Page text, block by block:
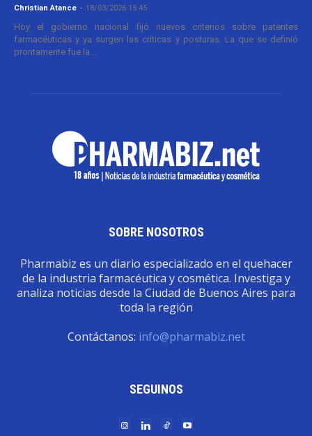
Christian Atance - 18/03/2026 15:45
Hoy el gobierno nacional fijó nuevos criterios sobre patentes
farmacéuticas y ya surgen las críticas y posturas. La que se definió
prontamente fue la...
SOBRE NOSOTROS
Pharmabiz es un diario especializado en el quehacer
de la industria farmacéutica y cosmética. Investiga y
analiza noticias desde la Ciudad de Buenos Aires para
toda la región
Contáctanos: info@pharmabiz.net
SEGUINOS